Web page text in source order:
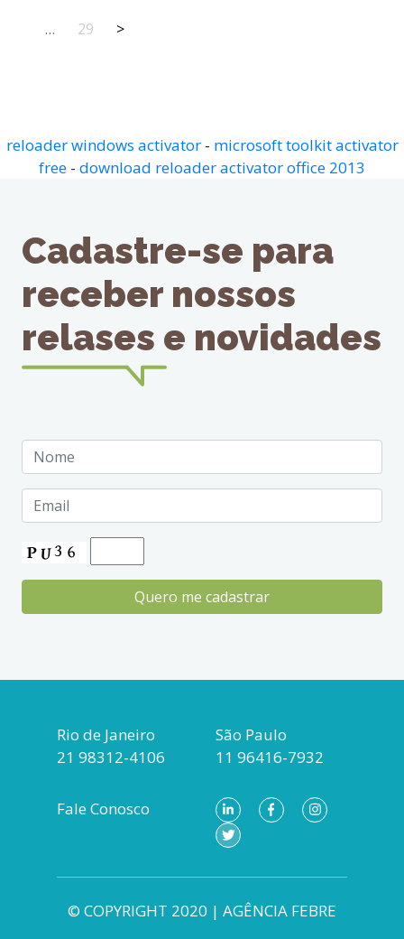
… 29 >
reloader windows activator- microsoft toolkit activator
free - download reloader activator office 2013
Cadastre-se para
receber nossos
relases e novidades
Rio de Janeiro
21 98312-4106
São Paulo
11 96416-7932
Fale Conosco
© COPYRIGHT 2020 | AGÊNCIA FEBRE